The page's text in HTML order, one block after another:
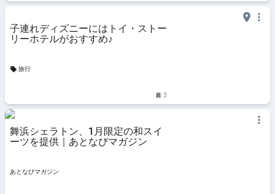
子連れディズニーにはトイ・ストー
リーホテルがおすすめ♪
旅行
3
舞浜シェラトン、1月限定の和スイ
ーツを提供｜あとなびマガジン
あとなびマガジン